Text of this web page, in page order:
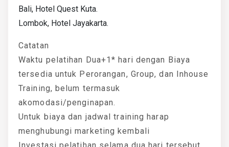
Bali, Hotel Quest Kuta.
Lombok, Hotel Jayakarta.
Catatan
Waktu pelatihan Dua+1* hari dengan Biaya
tersedia untuk Perorangan, Group, dan Inhouse
Training, belum termasuk
akomodasi/penginapan.
Untuk biaya dan jadwal training harap
menghubungi marketing kembali
Investasi pelatihan selama dua hari tersebut